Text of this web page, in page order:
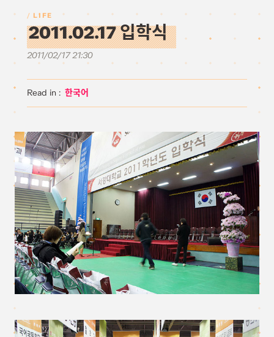
LIFE
2011.02.17 입학식
2011/02/17 21:30
한국어